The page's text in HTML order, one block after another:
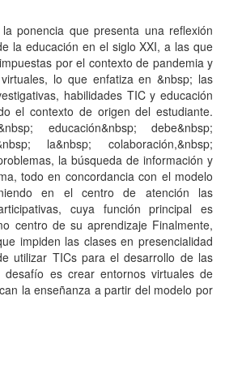
ponencia que presenta una reflexión
la educación en el siglo XXI, a las que
por el contexto de pandemia y
lo que enfatiza en &nbsp; las
habilidades TIC y educación
el contexto de origen del estudiante.
educación&nbsp; debe&nbsp;
la&nbsp; colaboración,&nbsp;
la búsqueda de información y
todo en concordancia con el modelo
en el centro de atención las
cuya función principal es
centro de su aprendizaje Finalmente,
impiden las clases en presencialidad
utilizar TICs para el desarrollo de las
es crear entornos virtuales de
la enseñanza a partir del modelo por